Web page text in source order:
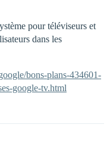
pour téléviseurs et
dans les
bons-plans-434601-
google-tv.html